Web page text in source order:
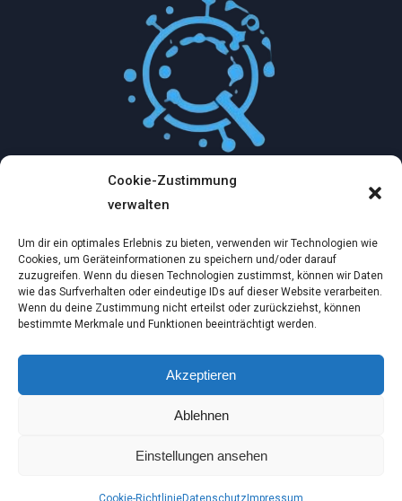
Cookie-Zustimmung
verwalten
Um dir ein optimales Erlebnis zu bieten, verwenden wir Technologien wie
Cookies, um Geräteinformationen zu speichern und/oder darauf
zuzugreifen. Wenn du diesen Technologien zustimmst, können wir Daten
wie das Surfverhalten oder eindeutige IDs auf dieser Website verarbeiten.
Wenn du deine Zustimmung nicht erteilst oder zurückziehst, können
bestimmte Merkmale und Funktionen beeinträchtigt werden.
Akzeptieren
Ablehnen
Einstellungen ansehen
Cookie-RichtlinieDatenschutz Impressum
Mythologische Abenteuer in der Welt der
Dez. 2, 2024
Ein virtueller Traum am wilden Strand
Die Möglichkeiten der Künstlichen Intelligenz:
Bilder, Videos und…
© 2026 Tipps im Netz by IntelliCreative